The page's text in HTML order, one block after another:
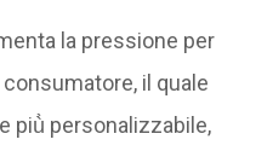
la pressione per
il quale
più̀ personalizzabile,